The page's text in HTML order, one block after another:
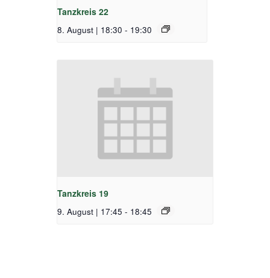
Tanzkreis 22
8. August | 18:30 - 19:30
Tanzkreis 19
9. August | 17:45 - 18:45